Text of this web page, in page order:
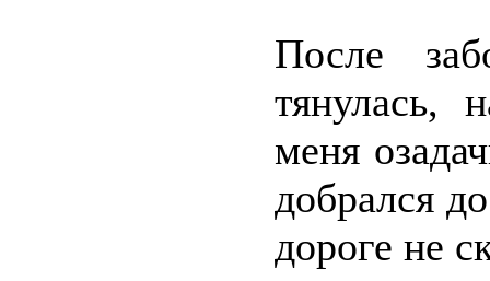
После
тянулась,
меня
добрался
дороге не